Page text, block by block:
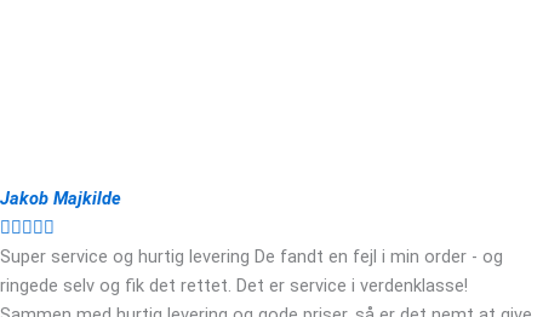
Jakob Majkilde

Super service og hurtig levering De fandt en fejl i min order - og
ringede selv og fik det rettet. Det er service i verdenklasse!